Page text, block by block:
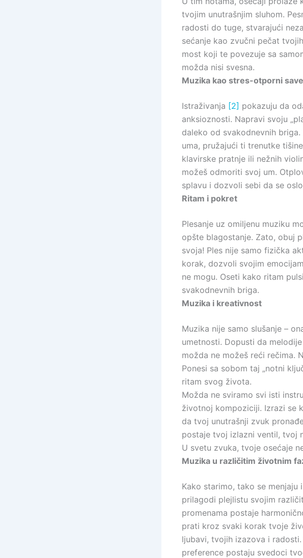
tvojim unutrašnjim sluhom.
radosti do tuge, stvarajući
sećanje kao zvučni pečat
most koji te povezuje sa
možda nisi svesna.
Muzika kao stres-otporni
Istraživanja [2] pokazuju da
anksioznosti. Napravi svoju
daleko od svakodnevnih
uma, pružajući ti trenutke
klavirske pratnje ili nežnih
možeš odmoriti svoj um.
splavu i dozvoli sebi da se
Ritam i pokret
Plesanje uz omiljenu muziku
opšte blagostanje. Zato, obuj
svoja! Ples nije samo fizička
korak, dozvoli svojim
ne mogu. Oseti kako ritam
svakodnevnih briga.
Muzika i kreativnost
Muzika nije samo slušanje –
umetnosti. Dopusti da
možda ne možeš reći rečima.
Ponesi sa sobom taj „notni
ritam svog života.
Možda ne sviramo svi isti
životnoj kompoziciji. Izrazi se
da tvoj unutrašnji zvuk
postaje tvoj izlazni ventil, tvoj
U svetu zvuka, tvoje osećaje
Muzika u različitim životnim
Kako starimo, tako se menjaju
prilagodi plejlistu svojim
promenama postaje
prati kroz svaki korak tvoje
ljubavi, tvojih izazova i
preference postaju svedoci